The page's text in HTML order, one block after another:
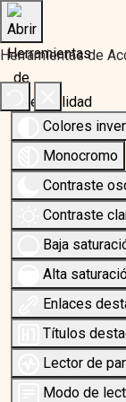
Herramientas de
Colores
Monocromo
Contraste
Contraste
Baja
Alta
Enlaces
Títulos
Lector de
Modo de